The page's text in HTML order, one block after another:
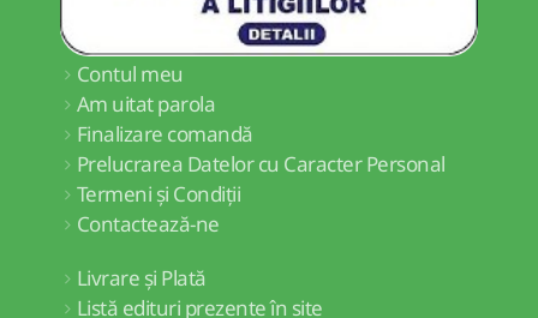
Contul meu
Am uitat parola
Finalizare comandă
Prelucrarea Datelor cu Caracter Personal
Termeni și Condiții
Contactează-ne
Livrare și Plată
Listă edituri prezente în site